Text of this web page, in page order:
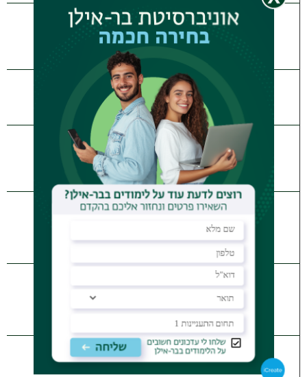
שמיני עצרת
ושמחת תורה
בחירות ארציות
ימי חנוכה
*צום י’ בטבת
פורים